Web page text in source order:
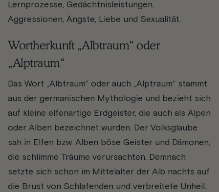
Lernprozesse, Gedächtnisleistungen,
Aggressionen, Ängste, Liebe und Sexualität.
Wortherkunft „Albtraum“ oder
„Alptraum“
Das Wort „Albtraum“ oder auch „Alptraum“ stammt
aus der germanischen Mythologie und bezieht sich
auf kleine elfenartige Erdgeister, die auch als Alpen
oder Alben bezeichnet wurden. Der Volksglaube
sah in Elfen bzw. Alben böse Geister und Dämonen,
die schlimme Träume verursachten. Demnach
setzte sich schon im Mittelalter der Alb nachts auf
die Brust von Schlafenden und verbreitete Unheil.